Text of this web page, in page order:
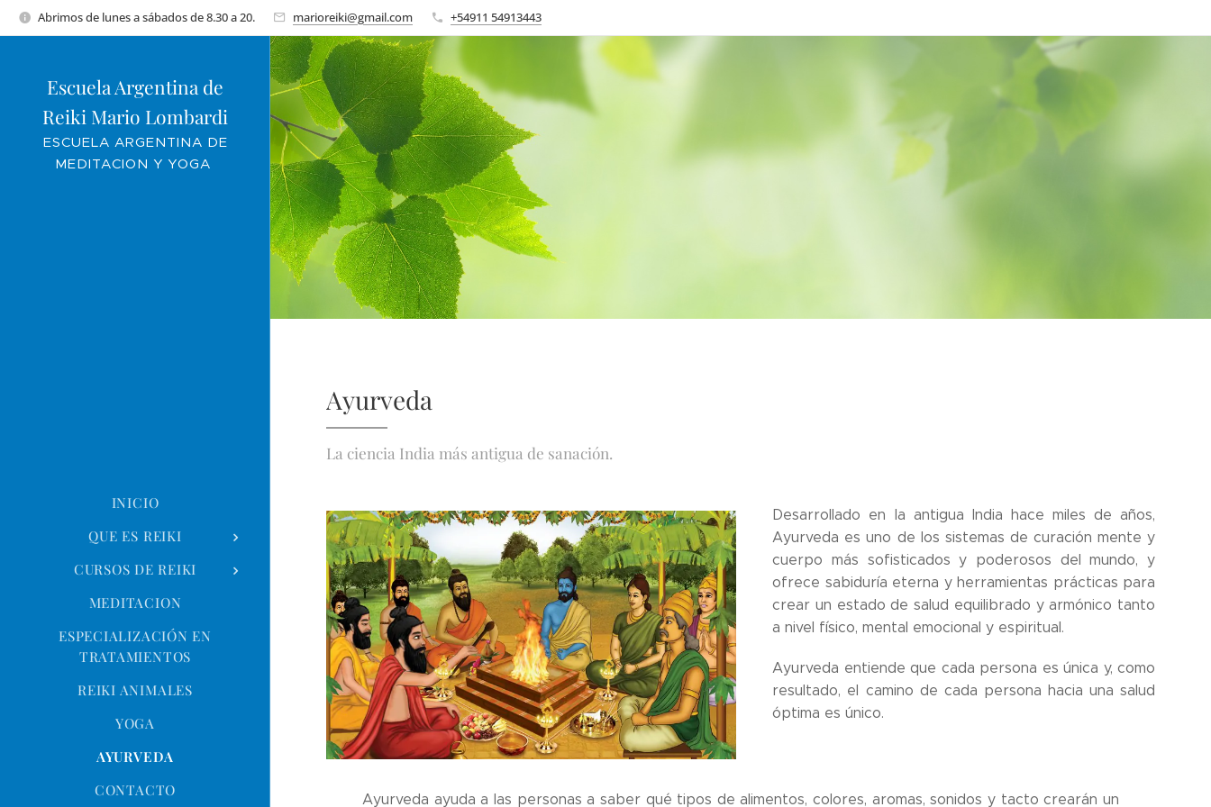
Abrimos de lunes a sábados de 8.30 a 20. marioreiki@gmail.com +54911 54913443
Escuela Argentina de
Reiki Mario Lombardi
ESCUELA ARGENTINA DE
MEDITACION Y YOGA
INICIO
QUE ES REIKI
CURSOS DE REIKI
MEDITACION
ESPECIALIZACIÓN EN
TRATAMIENTOS
REIKI ANIMALES
YOGA
AYURVEDA
CONTACTO
Ayurveda
La ciencia India más antigua de sanación.
Desarrollado en la antigua India hace miles de años,
Ayurveda es uno de los sistemas de curación mente y
cuerpo más sofisticados y poderosos del mundo, y
ofrece sabiduría eterna y herramientas prácticas para
crear un estado de salud equilibrado y armónico tanto
a nivel físico, mental emocional y espiritual.
Ayurveda entiende que cada persona es única y, como
resultado, el camino de cada persona hacia una salud
óptima es único.
Ayurveda ayuda a las personas a saber qué tipos de alimentos, colores, aromas, sonidos y tacto crearán un